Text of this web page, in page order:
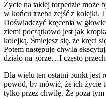
Życie na takiej torpedzie może
w końcu trzeba zejść z kolejki. I
Doświadczyć kręcenia w
ziemi początkowo jest jak
kolejką. Śmiejesz się, że kręci
Potem następuje chwila
działo na górze…I często
Dla wielu ten ostatni punkt jest
powód, by mówić, że ich życie
tylko przez chwilę. Że poza